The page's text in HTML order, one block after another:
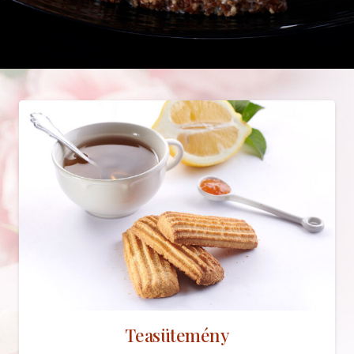
Teasütemény